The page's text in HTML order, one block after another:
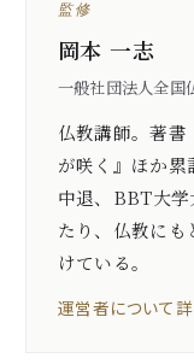
監修
岡本 一志
一般社団法人全国
仏教講師。著
が咲く』ほか累
中退、BBT大
たり、仏教に
けている。
運営者について詳